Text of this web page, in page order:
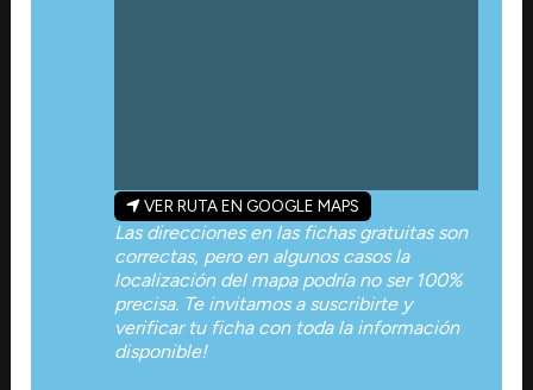
VER RUTA EN GOOGLE MAPS
Las direcciones en las fichas gratuitas son
correctas, pero en algunos casos la
localización del mapa podría no ser 100%
precisa. Te invitamos a suscribirte y
verificar tu ficha con toda la información
disponible!